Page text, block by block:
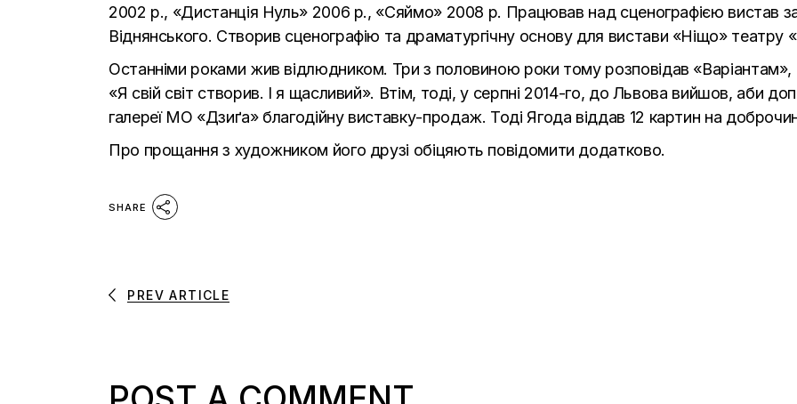
2002 р., «Дистанція Нуль» 2006 р., «Сяймо» 2008 р. Працював над сценографією вистав
Віднянського. Створив сценографію та драматургічну основу для вистави «Ніщо» театру
Останніми роками жив відлюдником. Три з половиною роки тому розповідав
«Я свій світ створив. І я щасливий». Втім, тоді, у серпні 2014-го, до Львова вийшов, аби
галереї МО «Дзиґа» благодійну виставку-продаж. Тоді Ягода віддав 12 картин на
Про прощання з художником його друзі обіцяють повідомити додатково.
SHARE
PREV ARTICLE